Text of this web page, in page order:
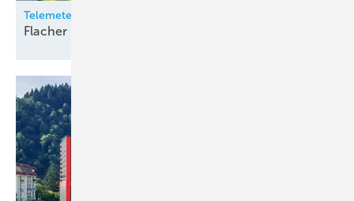
Telemeter Electronic
Flacher Gerätelüfter für die